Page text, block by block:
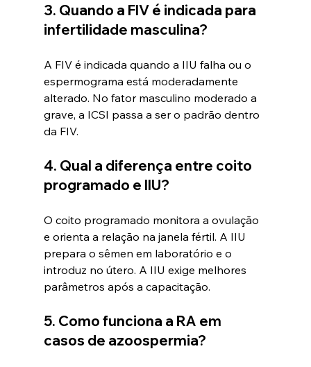
3. Quando a FIV é indicada para
infertilidade masculina?
A FIV é indicada quando a IIU falha ou o
espermograma está moderadamente
alterado. No fator masculino moderado a
grave, a ICSI passa a ser o padrão dentro
da FIV.
4. Qual a diferença entre coito
programado e IIU?
O coito programado monitora a ovulação
e orienta a relação na janela fértil. A IIU
prepara o sêmen em laboratório e o
introduz no útero. A IIU exige melhores
parâmetros após a capacitação.
5. Como funciona a RA em
casos de azoospermia?